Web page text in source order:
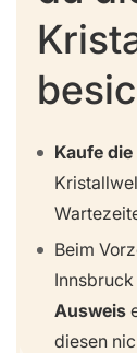
Kaufe
Beim
Ausweis
diesen